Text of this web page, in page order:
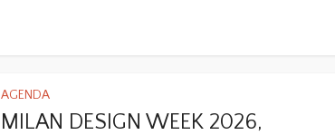
AGENDA
MILAN DESIGN WEEK 2026,